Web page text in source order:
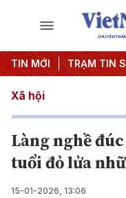
CHUYÊN
TIN MỚI TRẠM TIN
Nghị quyết thành hành
Xã hội
Làng nghề
tuổi đỏ lửa
15-01-2026, 13:06